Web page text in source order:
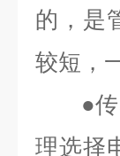
的，是
较短，
●传感
理选择